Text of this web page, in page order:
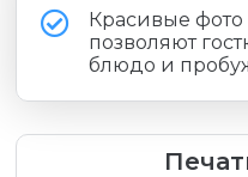
Красивые фото
позволяют
блюдо и